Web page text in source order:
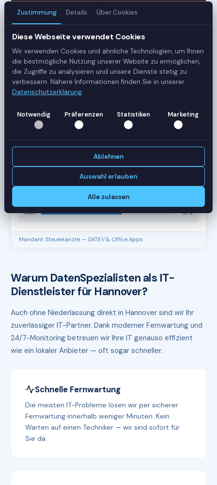
Server
42
Status
CPU
62%
RAM
61%
Mandant: Steuerkanzlei — DATEV & Office Apps
Warum DatenSpezialisten als IT-
Dienstleister für Hannover?
Auch ohne Niederlassung direkt in Hannover sind wir Ihr
zuverlässiger IT-Partner. Dank moderner Fernwartung und
24/7-Monitoring betreuen wir Ihre IT genauso effizient
wie ein lokaler Anbieter — oft sogar schneller.
Schnelle Fernwartung
Die meisten IT-Probleme lösen wir per sicherer
Fernwartung innerhalb weniger Minuten. Kein
Warten auf einen Techniker — wir sind sofort für
Sie da.
Zustimmung Details Über Cookies
Diese Webseite verwendet Cookies
Wir verwenden Cookies und ähnliche Technologien, um Ihnen
die bestmögliche Nutzung unserer Website zu ermöglichen,
die Zugriffe zu analysieren und unsere Dienste stetig zu
verbessern. Nähere Informationen finden Sie in unserer
Datenschutzerklärung.
Notwendig Präferenzen Statistiken Marketing
Ablehnen
Auswahl erlauben
Alle zulassen